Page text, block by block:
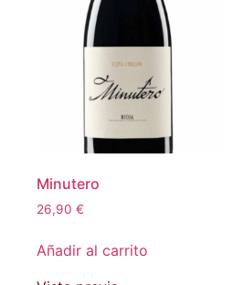
Minutero
26,90 €
Añadir al carrito